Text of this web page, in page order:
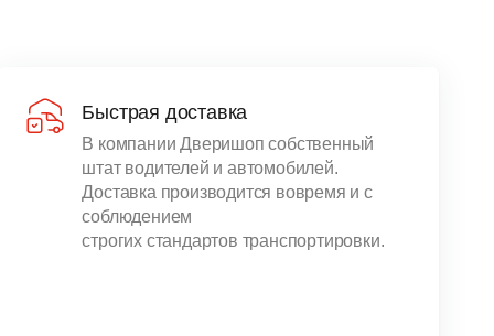
Быстрая доставка
В компании Дверишоп собственный
штат водителей и автомобилей.
Доставка производится вовремя и с
соблюдением
строгих стандартов транспортировки.